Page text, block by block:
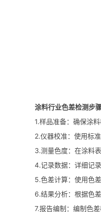
涂料行业色差检测步骤
1.样品准备：确保涂
2.仪器校准：使用标
3.测量色度：在涂料
4.记录数据：详细记
5.色差计算：使用色
6.结果分析：根据色
7.报告编制：编制色